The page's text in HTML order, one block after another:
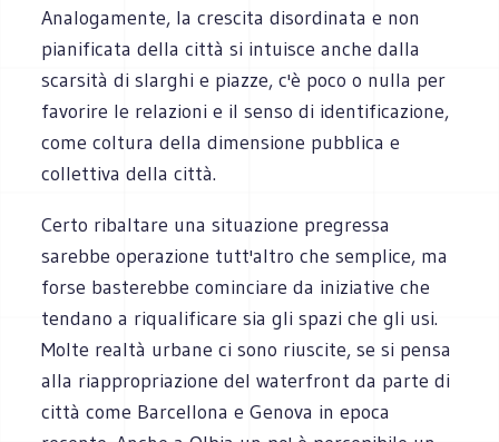
Analogamente, la crescita disordinata e non
pianificata della città si intuisce anche dalla
scarsità di slarghi e piazze, c'è poco o nulla per
favorire le relazioni e il senso di identificazione,
come coltura della dimensione pubblica e
collettiva della città.
Certo ribaltare una situazione pregressa
sarebbe operazione tutt'altro che semplice, ma
forse basterebbe cominciare da iniziative che
tendano a riqualificare sia gli spazi che gli usi.
Molte realtà urbane ci sono riuscite, se si pensa
alla riappropriazione del waterfront da parte di
città come Barcellona e Genova in epoca